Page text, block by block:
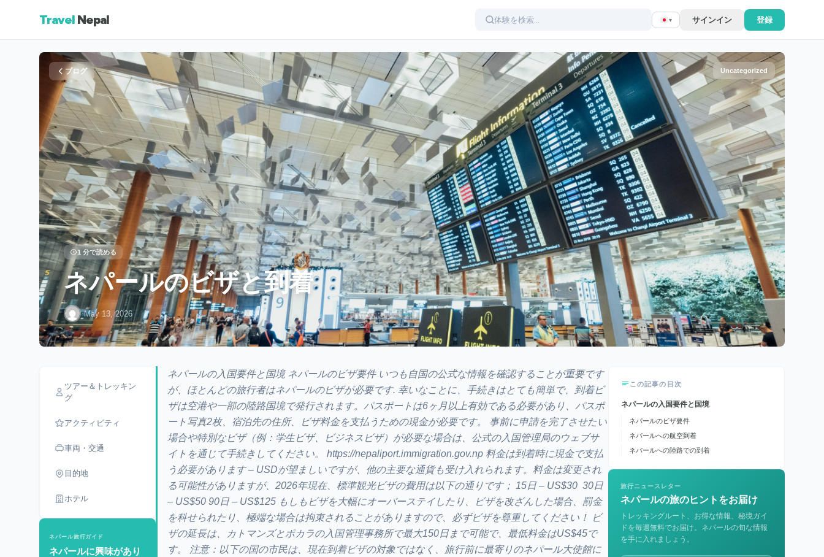
Travel Nepal ▾ サインイン 登録
ブログ Uncategorized
1 分で読める
ネパールのビザと到着
·May 13, 2026
ツアー＆トレッキン
グ
アクティビティ
車両・交通
目的地
ホテル
ネパール旅行ガイド
ネパールに興味があり
ネパールの入国要件と国境 ネパールのビザ要件 いつも自国の公式な情報を確認することが重要です
が、ほとんどの旅行者はネパールのビザが必要です. 幸いなことに、手続きはとても簡単で、到着ビ
ザは空港や一部の陸路国境で発行されます。パスポートは6ヶ月以上有効である必要があり、パスポ
ート写真2枚、宿泊先の住所、ビザ料金を支払うための現金が必要です。 事前に申請を完了させたい
場合や特別なビザ（例：学生ビザ、ビジネスビザ）が必要な場合は、公式の入国管理局のウェブサ
イトを通じて手続きしてください。 https://nepaliport.immigration.gov.np 料金は到着時に現金で支払
う必要があります – USDが望ましいですが、他の主要な通貨も受け入れられます。料金は変更され
る可能性がありますが、2026年現在、標準観光ビザの費用は以下の通りです； 15日 – US$30 30日
– US$50 90日 – US$125 もしもビザを大幅にオーバーステイしたり、ビザを改ざんした場合、罰金
を科せられたり、極端な場合は拘束されることがありますので、必ずビザを尊重してください！ ビ
ザの延長は、カトマンズとポカラの入国管理事務所で最大150日まで可能で、最低料金はUS$45で
す。 注意：以下の国の市民は、現在到着ビザの対象ではなく、旅行前に最寄りのネパール大使館に
この記事の目次
ネパールの入国要件と国境
ネパールのビザ要件
ネパールへの航空到着
ネパールへの陸路での到着
旅行ニュースレター
ネパールの旅のヒントをお届け
トレッキングルート、お得な情報、秘境ガイ
ドを毎週無料でお届け。ネパールの旬な情報
を手に入れましょう。